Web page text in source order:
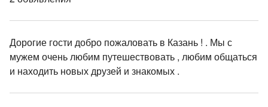
Дорогие гости добро пожаловать в Казань ! . Мы с
мужем очень любим путешествовать , любим общаться
и находить новых друзей и знакомых .